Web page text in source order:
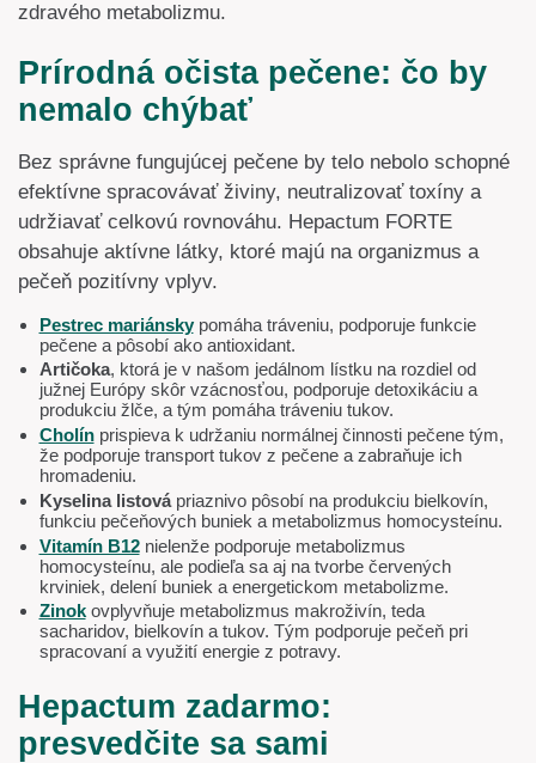
zdravého metabolizmu.
Prírodná očista pečene: čo by
nemalo chýbať
Bez správne fungujúcej pečene by telo nebolo schopné
efektívne spracovávať živiny, neutralizovať toxíny a
udržiavať celkovú rovnováhu. Hepactum FORTE
obsahuje aktívne látky, ktoré majú na organizmus a
pečeň pozitívny vplyv.
Pestrec mariánsky pomáha tráveniu, podporuje funkcie
pečene a pôsobí ako antioxidant.
Artičoka, ktorá je v našom jedálnom lístku na rozdiel od
južnej Európy skôr vzácnosťou, podporuje detoxikáciu a
produkciu žlče, a tým pomáha tráveniu tukov.
Cholín prispieva k udržaniu normálnej činnosti pečene tým,
že podporuje transport tukov z pečene a zabraňuje ich
hromadeniu.
Kyselina listovápriaznivo pôsobí na produkciu bielkovín,
funkciu pečeňových buniek a metabolizmus homocysteínu.
Vitamín B12nielenže podporuje metabolizmus
homocysteínu, ale podieľa sa aj na tvorbe červených
krviniek, delení buniek a energetickom metabolizme.
Zinok ovplyvňuje metabolizmus makroživín, teda
sacharidov, bielkovín a tukov. Tým podporuje pečeň pri
spracovaní a využití energie z potravy.
Hepactum zadarmo:
presvedčite sa sami